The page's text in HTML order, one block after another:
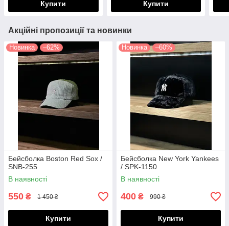
Купити Купити
Акційні пропозиції та новинки
Новинка –62%
Бейсболка Boston Red Sox /
SNB-255
В наявності
550 ₴ 1 450 ₴
Купити
Новинка –60%
Бейсболка New York Yankees
/ SPK-1150
В наявності
400 ₴ 990 ₴
Купити